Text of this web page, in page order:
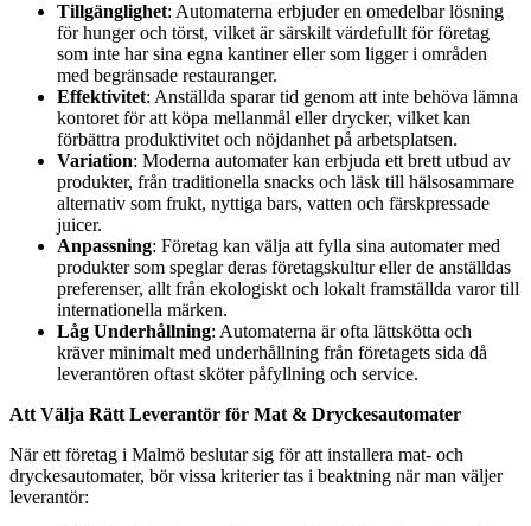
Tillgänglighet: Automaterna erbjuder en omedelbar lösning
för hunger och törst, vilket är särskilt värdefullt för företag
som inte har sina egna kantiner eller som ligger i områden
med begränsade restauranger.
Effektivitet: Anställda sparar tid genom att inte behöva lämna
kontoret för att köpa mellanmål eller drycker, vilket kan
förbättra produktivitet och nöjdanhet på arbetsplatsen.
Variation: Moderna automater kan erbjuda ett brett utbud av
produkter, från traditionella snacks och läsk till hälsosammare
alternativ som frukt, nyttiga bars, vatten och färskpressade
juicer.
Anpassning: Företag kan välja att fylla sina automater med
produkter som speglar deras företagskultur eller de anställdas
preferenser, allt från ekologiskt och lokalt framställda varor till
internationella märken.
Låg Underhållning: Automaterna är ofta lättskötta och
kräver minimalt med underhållning från företagets sida då
leverantören oftast sköter påfyllning och service.
Att Välja Rätt Leverantör för Mat & Dryckesautomater
När ett företag i Malmö beslutar sig för att installera mat- och
dryckesautomater, bör vissa kriterier tas i beaktning när man väljer
leverantör: